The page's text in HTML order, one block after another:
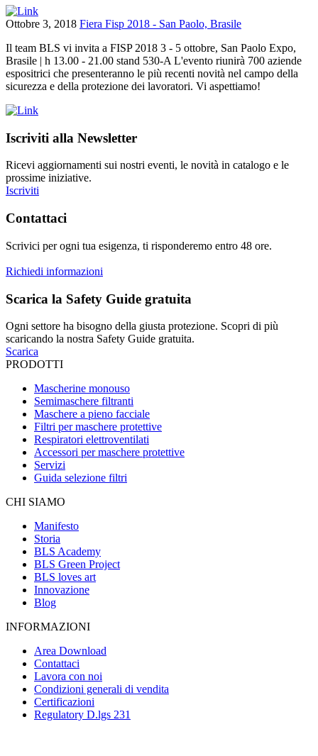
Ottobre 3, 2018 Fiera Fisp 2018 - San Paolo, Brasile
Il team BLS vi invita a FISP 2018 3 - 5 ottobre, San Paolo Expo,
Brasile | h 13.00 - 21.00 stand 530-A L'evento riunirà 700 aziende
espositrici che presenteranno le più recenti novità nel campo della
sicurezza e della protezione dei lavoratori. Vi aspettiamo!
Iscriviti alla Newsletter
Ricevi aggiornamenti sui nostri eventi, le novità in catalogo e le
prossime iniziative.
Iscriviti
Contattaci
Scrivici per ogni tua esigenza, ti risponderemo entro 48 ore.
Richiedi informazioni
Scarica la Safety Guide gratuita
Ogni settore ha bisogno della giusta protezione. Scopri di più
scaricando la nostra Safety Guide gratuita.
Scarica
PRODOTTI
Mascherine monouso
Semimaschere filtranti
Maschere a pieno facciale
Filtri per maschere protettive
Respiratori elettroventilati
Accessori per maschere protettive
Servizi
Guida selezione filtri
CHI SIAMO
Manifesto
Storia
BLS Academy
BLS Green Project
BLS loves art
Innovazione
Blog
INFORMAZIONI
Area Download
Contattaci
Lavora con noi
Condizioni generali di vendita
Certificazioni
Regulatory D.lgs 231